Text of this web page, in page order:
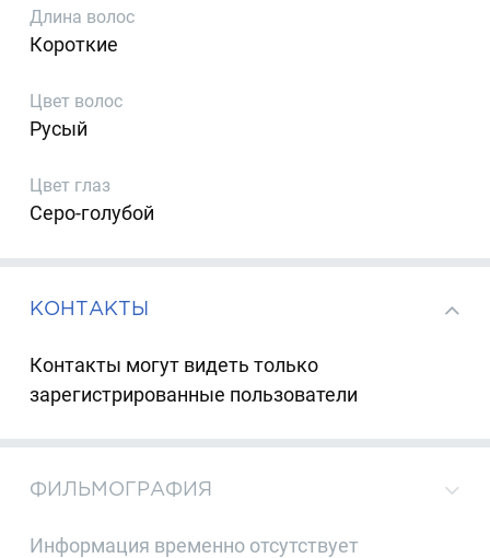
Длина волос
Короткие
Цвет волос
Русый
Цвет глаз
Серо-голубой
КОНТАКТЫ
Контакты могут видеть только
зарегистрированные пользователи
ФИЛЬМОГРАФИЯ
Информация временно отсутствует